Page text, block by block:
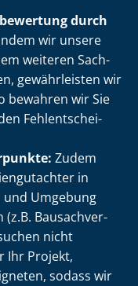
durch
wir unsere
weiteren Sach­
gewährleisten wir
bewahren wir Sie
Fehl­ent­schei­
Zudem
in
und Umgebung
(z.B. Bau­sach­ver­
nicht
Ihr Projekt,
sodass wir